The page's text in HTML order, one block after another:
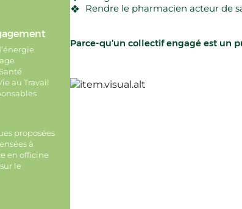
Rendre le pharmacien acteur de
Parce-qu’un collectif engagé est un
au Travail
proposées
à
en officine
le